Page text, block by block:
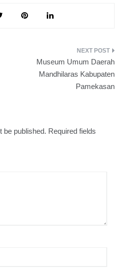
Museum Umum Daerah
Mandhilaras Kabupaten
Pamekasan
be published. Required fields